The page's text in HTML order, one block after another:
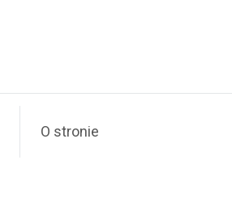
O stronie